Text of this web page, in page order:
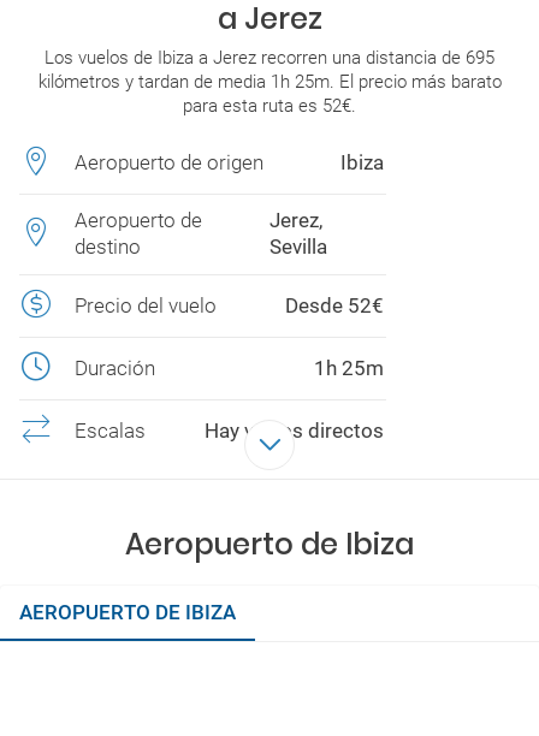
a Jerez
Los vuelos de Ibiza a Jerez recorren una distancia de 695
kilómetros y tardan de media 1h 25m. El precio más barato
para esta ruta es 52€.
Aeropuerto de origen Ibiza
Aeropuerto de
destino
Jerez,
Sevilla
Precio del vuelo Desde 52€
Duración 1h 25m
Escalas Hay vuelos directos
Aeropuerto de Ibiza
AEROPUERTO DE IBIZA